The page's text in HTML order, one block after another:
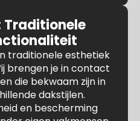
Traditionele
traditionele esthetiek
brengen je in contact
die bekwaam zijn in
dakstijlen.
en bescherming